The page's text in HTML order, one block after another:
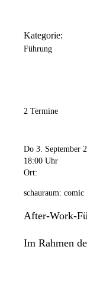
Kategorie:
Führung
2 Termine
Do 3. September
18:00 Uhr
Ort:
schauraum: comic
After-Work-
Im Rahmen